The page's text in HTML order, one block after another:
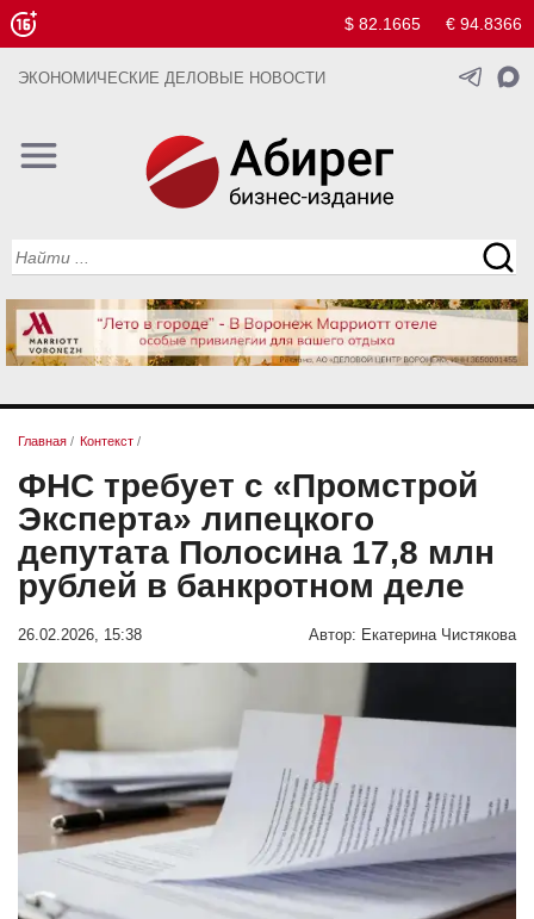
$ 82.1665 € 94.8366
ЭКОНОМИЧЕСКИЕ ДЕЛОВЫЕ НОВОСТИ
Главная / Контекст /
ФНС требует с «Промстрой
Эксперта» липецкого
депутата Полосина 17,8 млн
рублей в банкротном деле
26.02.2026, 15:38 Автор: Екатерина Чистякова